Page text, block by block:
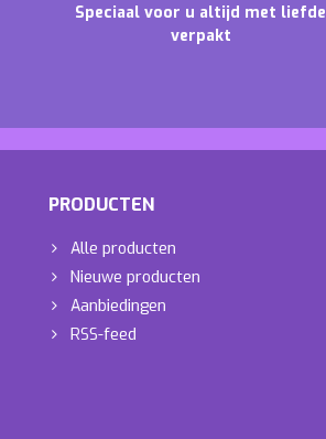
Speciaal voor u altijd met liefde
verpakt
PRODUCTEN
Alle producten
Nieuwe producten
Aanbiedingen
RSS-feed